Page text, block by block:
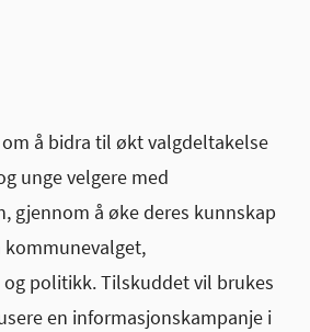
å bidra til økt valgdeltakelse
unge velgere med
gjennom å øke deres kunnskap
kommunevalget,
politikk. Tilskuddet vil brukes
en informasjonskampanje i